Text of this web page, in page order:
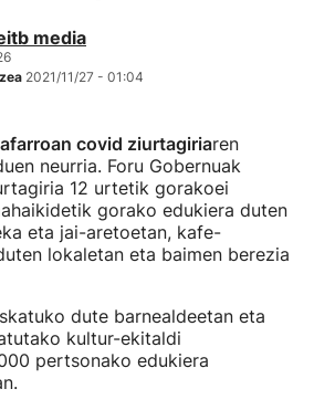
media
2021/11/27 - 01:04
covid ziurtagiriaren
neurria. Foru Gobernuak
12 urtetik gorakoei
gorako edukiera duten
eta jai-aretoetan, kafe-
lokaletan eta baimen berezia
dute barnealdeetan eta
kultur-ekitaldi
pertsonako edukiera